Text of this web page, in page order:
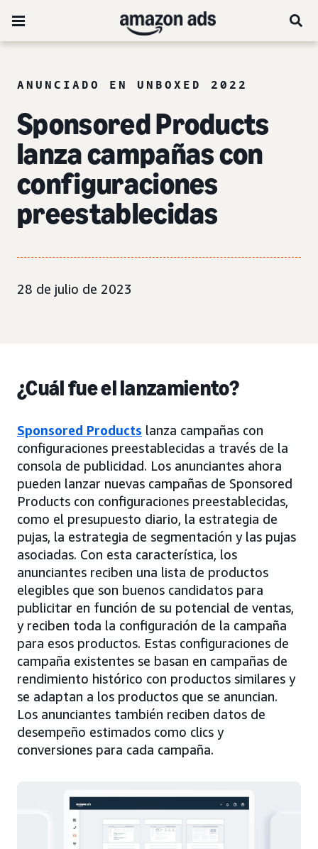
ANUNCIADO EN UNBOXED 2022
Sponsored Products
lanza campañas con
configuraciones
preestablecidas
28 de julio de 2023
¿Cuál fue el lanzamiento?
Sponsored Products lanza campañas con
configuraciones preestablecidas a través de la
consola de publicidad. Los anunciantes ahora
pueden lanzar nuevas campañas de Sponsored
Products con configuraciones preestablecidas,
como el presupuesto diario, la estrategia de
pujas, la estrategia de segmentación y las pujas
asociadas. Con esta característica, los
anunciantes reciben una lista de productos
elegibles que son buenos candidatos para
publicitar en función de su potencial de ventas,
y reciben toda la configuración de la campaña
para esos productos. Estas configuraciones de
campaña existentes se basan en campañas de
rendimiento histórico con productos similares y
se adaptan a los productos que se anuncian.
Los anunciantes también reciben datos de
desempeño estimados como clics y
conversiones para cada campaña.